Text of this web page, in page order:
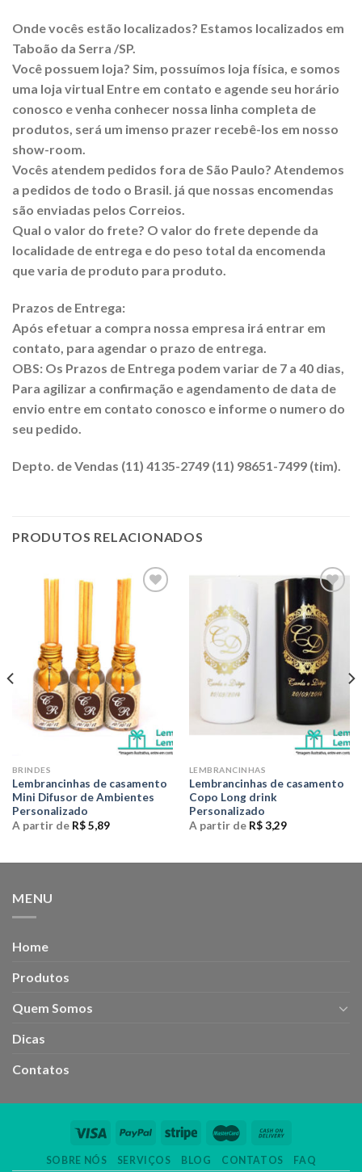
Onde vocês estão localizados? Estamos localizados em
Taboão da Serra /SP.
Você possuem loja? Sim, possuímos loja física, e somos
uma loja virtual Entre em contato e agende seu horário
conosco e venha conhecer nossa linha completa de
produtos, será um imenso prazer recebê-los em nosso
show-room.
Vocês atendem pedidos fora de São Paulo? Atendemos
a pedidos de todo o Brasil. já que nossas encomendas
são enviadas pelos Correios.
Qual o valor do frete? O valor do frete depende da
localidade de entrega e do peso total da encomenda
que varia de produto para produto.
Prazos de Entrega:
Após efetuar a compra nossa empresa irá entrar em
contato, para agendar o prazo de entrega.
OBS: Os Prazos de Entrega podem variar de 7 a 40 dias,
Para agilizar a confirmação e agendamento de data de
envio entre em contato conosco e informe o numero do
seu pedido.
Depto. de Vendas (11) 4135-2749 (11) 98651-7499 (tim).
PRODUTOS RELACIONADOS
Adicionar
aos meus
desejos
BRINDES
Lembrancinhas de casamento
Mini Difusor de Ambientes
Personalizado
A partir de R$5,89
Adicionar
aos meus
desejos
LEMBRANCINHAS
Lembrancinhas de casamento
Copo Long drink
Personalizado
A partir de R$3,29
MENU
Home
Produtos
Quem Somos
Dicas
Contatos
SOBRE NÓS SERVIÇOS BLOG CONTATOS FAQ